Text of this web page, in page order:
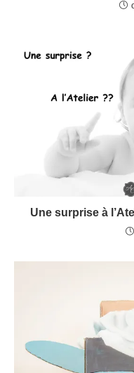
Une surprise à